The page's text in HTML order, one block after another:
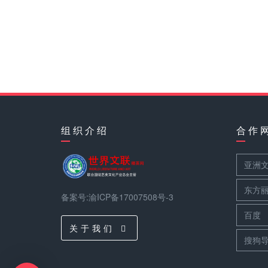
组 织 介 绍
备案号:渝ICP备17007508号-3
关 于 我 们
合 作
亚洲
东方
百度
搜狗